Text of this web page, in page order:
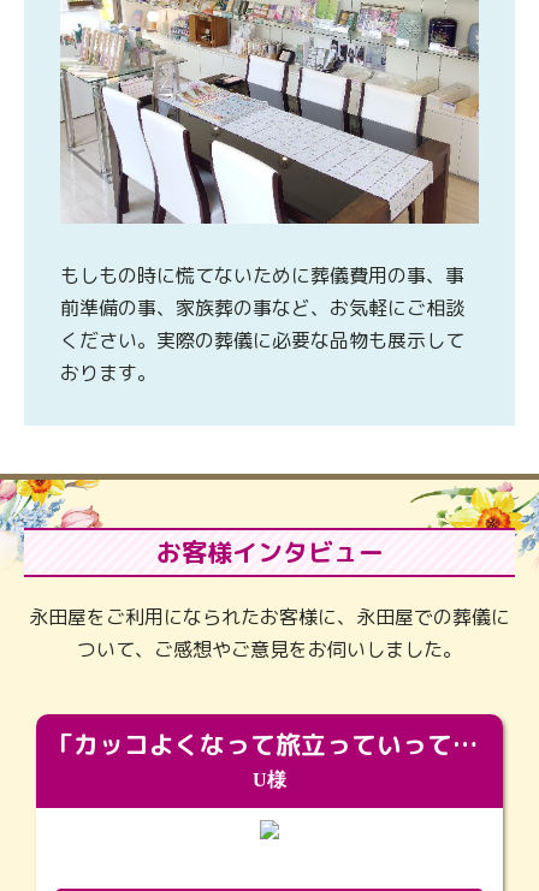
もしもの時に慌てないために葬儀費用の事、事
前準備の事、家族葬の事など、お気軽にご相談
ください。実際の葬儀に必要な品物も展示して
おります。
お客様インタビュー
永田屋をご利用になられたお客様に、永田屋での葬儀に
ついて、ご感想やご意見をお伺いしました。
「カッコよくなって旅立っていってくれました（笑）もっとカッコいいって言ってあげればよかったな」
U様